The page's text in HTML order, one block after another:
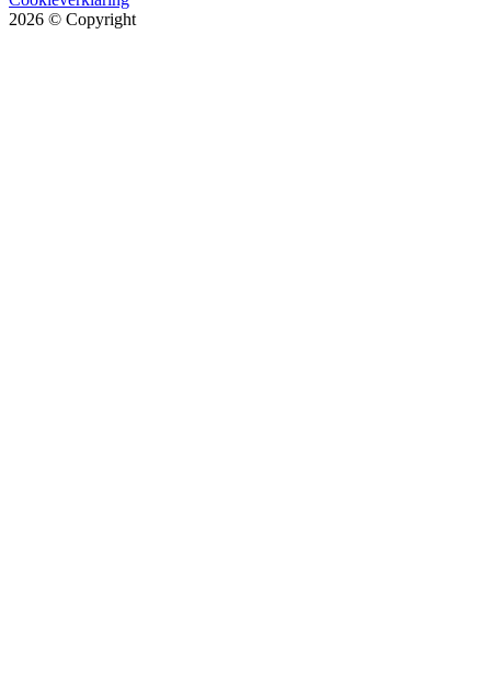
2026 © Copyright